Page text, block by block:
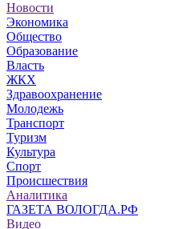
Новости
Экономика
Общество
Образование
Власть
ЖКХ
Здравоохранение
Молодежь
Транспорт
Туризм
Культура
Спорт
Происшествия
Аналитика
ГАЗЕТА ВОЛОГДА.РФ
Видео